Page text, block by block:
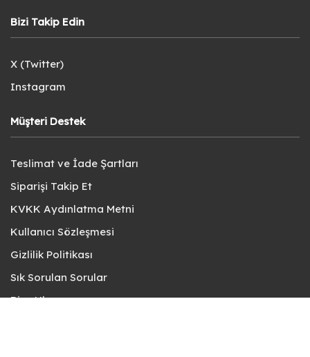
Bizi Takip Edin
X (Twitter)
Instagram
Müşteri Destek
Teslimat ve İade Şartları
Siparişi Takip Et
KVKK Aydınlatma Metni
Kullanıcı Sözleşmesi
Gizlilik Politikası
Sık Sorulan Sorular
Bize Ulaşın